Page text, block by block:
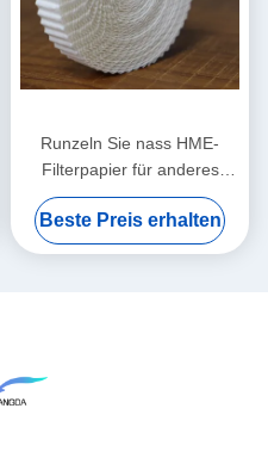
Runzeln Sie nass HME-
Filterpapier für anderes
medizinisches Comsumables
Beste Preis erhalten